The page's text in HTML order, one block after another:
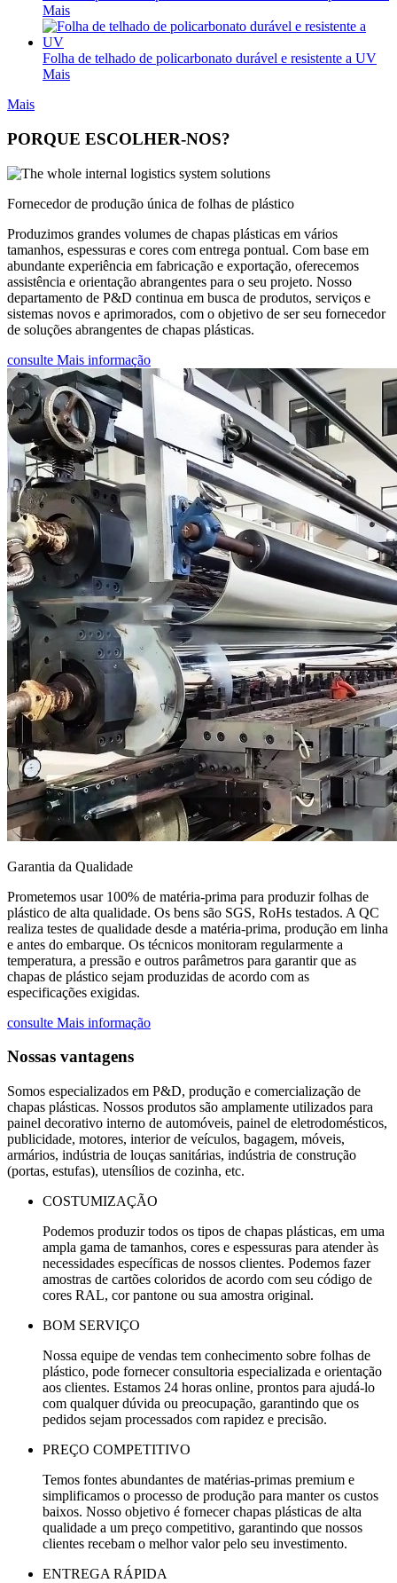
Mais
Folha de telhado de policarbonato durável e resistente a UV
Mais
Mais
PORQUE ESCOLHER-NOS?
Fornecedor de produção única de folhas de plástico
Produzimos grandes volumes de chapas plásticas em vários
tamanhos, espessuras e cores com entrega pontual. Com base em
abundante experiência em fabricação e exportação, oferecemos
assistência e orientação abrangentes para o seu projeto. Nosso
departamento de P&D continua em busca de produtos, serviços e
sistemas novos e aprimorados, com o objetivo de ser seu fornecedor
de soluções abrangentes de chapas plásticas.
consulte Mais informação
Garantia da Qualidade
Prometemos usar 100% de matéria-prima para produzir folhas de
plástico de alta qualidade. Os bens são SGS, RoHs testados. A QC
realiza testes de qualidade desde a matéria-prima, produção em linha
e antes do embarque. Os técnicos monitoram regularmente a
temperatura, a pressão e outros parâmetros para garantir que as
chapas de plástico sejam produzidas de acordo com as
especificações exigidas.
consulte Mais informação
Nossas vantagens
Somos especializados em P&D, produção e comercialização de
chapas plásticas. Nossos produtos são amplamente utilizados para
painel decorativo interno de automóveis, painel de eletrodomésticos,
publicidade, motores, interior de veículos, bagagem, móveis,
armários, indústria de louças sanitárias, indústria de construção
(portas, estufas), utensílios de cozinha, etc.
COSTUMIZAÇÃO
Podemos produzir todos os tipos de chapas plásticas, em uma
ampla gama de tamanhos, cores e espessuras para atender às
necessidades específicas de nossos clientes. Podemos fazer
amostras de cartões coloridos de acordo com seu código de
cores RAL, cor pantone ou sua amostra original.
BOM SERVIÇO
Nossa equipe de vendas tem conhecimento sobre folhas de
plástico, pode fornecer consultoria especializada e orientação
aos clientes. Estamos 24 horas online, prontos para ajudá-lo
com qualquer dúvida ou preocupação, garantindo que os
pedidos sejam processados ​​com rapidez e precisão.
PREÇO COMPETITIVO
Temos fontes abundantes de matérias-primas premium e
simplificamos o processo de produção para manter os custos
baixos. Nosso objetivo é fornecer chapas plásticas de alta
qualidade a um preço competitivo, garantindo que nossos
clientes recebam o melhor valor pelo seu investimento.
ENTREGA RÁPIDA